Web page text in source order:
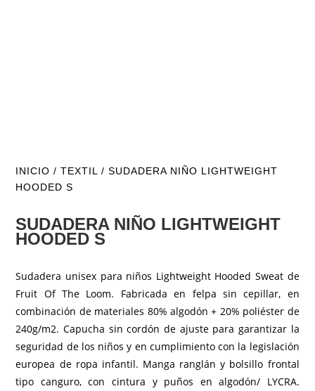
INICIO /TEXTIL
/ SUDADERA NIÑO LIGHTWEIGHT
HOODED S
SUDADERA NIÑO LIGHTWEIGHT
HOODED S
Sudadera unisex para niños Lightweight Hooded Sweat de
Fruit Of The Loom. Fabricada en felpa sin cepillar, en
combinación de materiales 80% algodón + 20% poliéster de
240g/m2. Capucha sin cordón de ajuste para garantizar la
seguridad de los niños y en cumplimiento con la legislación
europea de ropa infantil. Manga ranglán y bolsillo frontal
tipo canguro, con cintura y puños en algodón/ LYCRA.